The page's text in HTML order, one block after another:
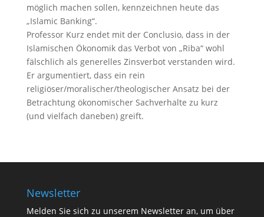
möglich machen sollen, kennzeichnen heute das
„Islamic Banking“.
Professor Kurz endet mit der Conclusio, dass in der
Islamischen Ökonomik das Verbot von „Riba“ wohl
fälschlich als generelles Zinsverbot verstanden wird.
Er argumentiert, dass ein rein
religiöser/moralischer/theologischer Ansatz bei der
Betrachtung ökonomischer Sachverhalte zu kurz
(und vielfach daneben) greift.
Newsletter
Melden Sie sich zu unserem Newsletter an, um über